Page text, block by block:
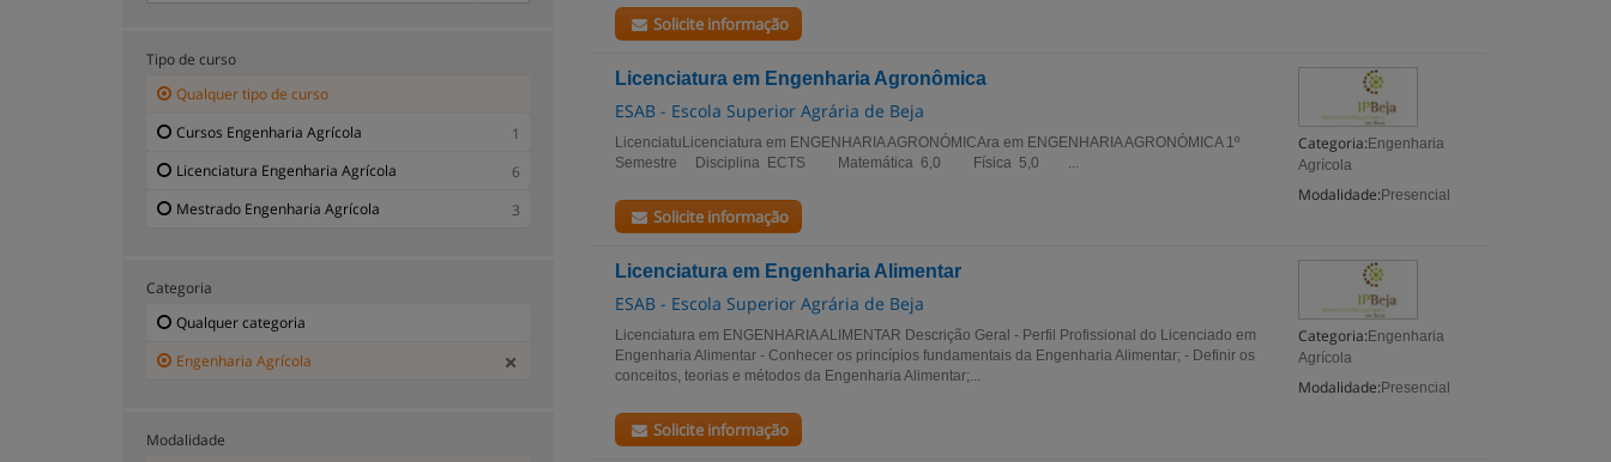
Solicite informação
Licenciatura em Engenharia Agronômica
ESAB - Escola Superior Agrária de Beja
Categoria: Engenharia
Agrícola
Modalidade: Presencial
LicenciatuLicenciatura em ENGENHARIA AGRONÓMICAra em ENGENHARIA AGRONÓMICA 1º
Semestre Disciplina ECTS Matemática 6,0 Física 5,0 ...
Solicite informação
Licenciatura em Engenharia Alimentar
ESAB - Escola Superior Agrária de Beja
Categoria: Engenharia
Agrícola
Modalidade: Presencial
Licenciatura em ENGENHARIA ALIMENTAR Descrição Geral - Perfil Profissional do Licenciado em
Engenharia Alimentar - Conhecer os princípios fundamentais da Engenharia Alimentar; - Definir os
conceitos, teorias e métodos da Engenharia Alimentar;...
Solicite informação
Tipo de curso
Qualquer tipo de curso
Cursos Engenharia Agrícola
1
Licenciatura Engenharia Agrícola
6
Mestrado Engenharia Agrícola
3
Categoria
Qualquer categoria
Engenharia Agrícola
Modalidade